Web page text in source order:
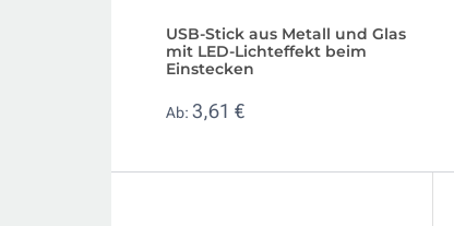
USB-Stick aus Metall und Glas
mit LED-Lichteffekt beim
Einstecken
Ab: 3,61 €